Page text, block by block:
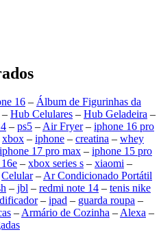
16 – Álbum de Figurinhas da
– Hub Celulares – Hub Geladeira –
– ps5 –Air Fryer– iphone 16 pro
xbox – iphone – creatina – whey
iphone 17 pro max – iphone 15 pro
– xbox series s – xiaomi –
Celular–Ar Condicionado Portátil
– jbl – redmi note 14 – tenis nike
– ipad – guarda roupa –
–Armário de Cozinha –Alexa –